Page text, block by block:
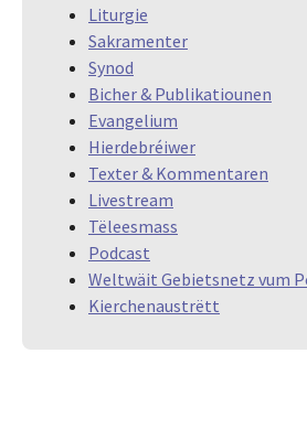
Liturgie
Sakramenter
Synod
Bicher & Publikatiounen
Evangelium
Hierdebréiwer
Texter & Kommentaren
Livestream
Tëleesmass
Podcast
Weltwäit Gebietsnetz vum
Kierchenaustrëtt